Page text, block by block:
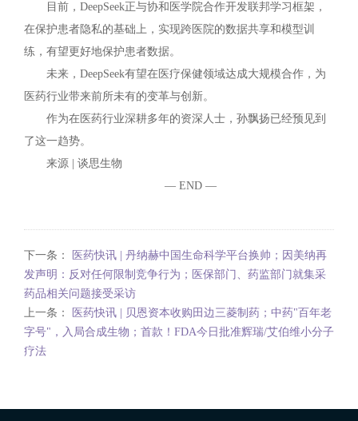
目前，DeepSeek正与协和医学院合作开发联邦学习框架，
在保护患者隐私的基础上，实现跨医院的数据共享和模型训
练，有望更好地保护患者数据。
未来，DeepSeek有望在医疗保健领域达成大规模合作，为
医药行业带来前所未有的变革与创新。
作为在医药行业深耕多年的资深人士，孙飘扬已经预见到
了这一趋势。
来源 | 谈思生物
— END —
下一条：
医药快讯 | 丹纳赫中国生命科学平台换帅；因美纳再
发声明：反对任何限制竞争行为；医保部门、药监部门就集采
药品相关问题接受采访
上一条：
医药快讯 | 贝恩资本收购田边三菱制药；中药"百年老
字号"，入局合成生物；首款！FDA今日批准辉瑞/艾伯维小分子
疗法